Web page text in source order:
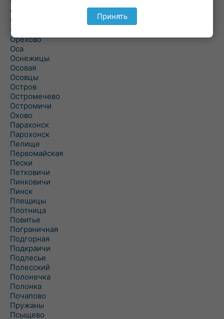
Ольшаны
Омельная
Ополь
Орехово
Оса
Оснежицы
Осовая
Осовцы
Остров
Остромечево
Остромичи
Охово
Парахонск
Парохонск
Пелище
Первомайская
Пески
Петковичи
Пинковичи
Пинск
Плещицы
Плотница
Повитье
Пограничная
Подгорная
Подкраичи
Подлесье
Полесский
Полонечка
Полонка
Почапово
Пружаны
Псыщево
Принять